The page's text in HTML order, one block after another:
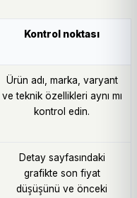
Kontrol noktası
Ürün adı, marka, varyant
ve teknik özellikleri aynı mı
kontrol edin.
Detay sayfasındaki
grafikte son fiyat
düşüşünü ve önceki